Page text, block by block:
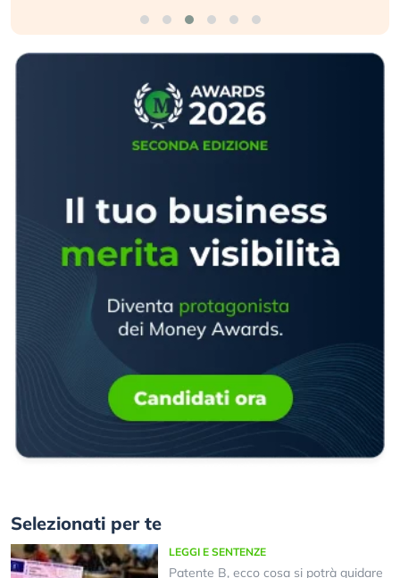
Selezionati per te
LEGGI E SENTENZE
Patente B, ecco cosa si potrà guidare